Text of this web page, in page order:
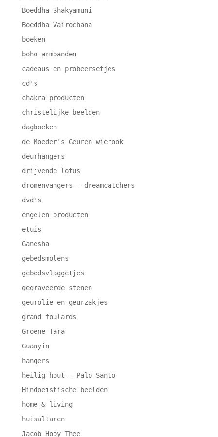
Boeddha Shakyamuni
Boeddha Vairochana
boeken
boho armbanden
cadeaus en probeersetjes
cd's
chakra producten
christelijke beelden
dagboeken
de Moeder's Geuren wierook
deurhangers
drijvende lotus
dromenvangers - dreamcatchers
dvd's
engelen producten
etuis
Ganesha
gebedsmolens
gebedsvlaggetjes
gegraveerde stenen
geurolie en geurzakjes
grand foulards
Groene Tara
Guanyin
hangers
heilig hout - Palo Santo
Hindoeïstische beelden
home & living
huisaltaren
Jacob Hooy Thee